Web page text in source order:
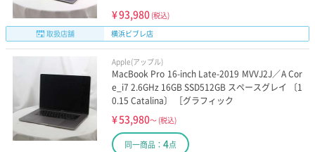
¥93,980 (税込)
取扱店舗
横浜ビブレ店
Apple(アップル)
MacBook Pro 16-inch Late-2019 MVVJ2J／A Cor
e_i7 2.6GHz 16GB SSD512GB スペースグレイ 〔1
0.15 Catalina〕 ［グラフィック
¥53,980～ (税込)
同一商品： 4点